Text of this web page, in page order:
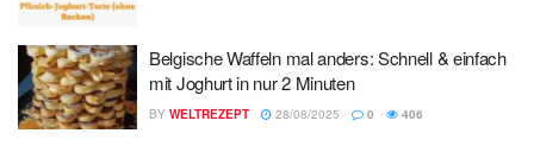
Belgische Waffeln mal anders: Schnell & einfach
mit Joghurt in nur 2 Minuten
BY WELTREZEPT 28/08/2025 0 406